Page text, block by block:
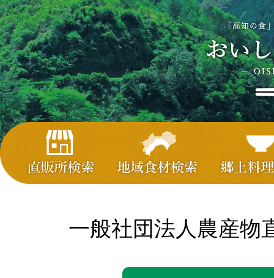
一般社団法人農産